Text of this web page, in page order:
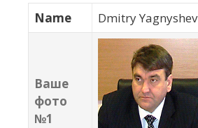
Name Dmitry Yagnyshev
Ваше
фото
№1